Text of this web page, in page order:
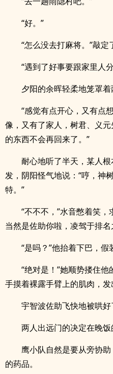
“好。”
“怎么没去打麻将。”敲定
“遇到了好事要跟家里人
夕阳的余晖轻柔地笼罩着
“感觉有点开心，又有点
像，又有了家人，树君、义
的东西不会再回来了。”
耐心地听了半天，某人
发，阴阳怪气地说：“哼，神
特。”
“不不不，”水音憋着笑
当然是佐助你啦，凌驾于排
“是吗？”他抬着下巴，假
“绝对是！”她顺势搂住
手摸着裸露手臂上的肌肉，发
宇智波佐助飞快地被哄好
两人出远门的决定在晚饭
鹰小队自然是要从旁协
的药品。